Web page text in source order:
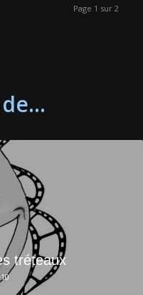
Page 1 sur 2
de…
tréteaux